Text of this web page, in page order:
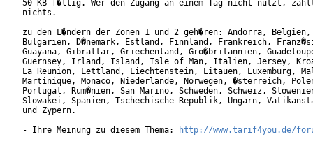
50 KB f�llig. Wer den Zugang an einem Tag nicht nutzt,
nichts.
zu den L�ndern der Zonen 1 und 2 geh�ren: Andorra, Belgien,
Bulgarien, D�nemark, Estland, Finnland, Frankreich,
Guayana, Gibraltar, Griechenland, Gro�britannien,
Guernsey, Irland, Island, Isle of Man, Italien, Jersey,
La Reunion, Lettland, Liechtenstein, Litauen, Luxemburg,
Martinique, Monaco, Niederlande, Norwegen, �sterreich,
Portugal, Rum�nien, San Marino, Schweden, Schweiz,
Slowakei, Spanien, Tschechische Republik, Ungarn,
und Zypern.
- Ihre Meinung zu diesem Thema:
http://www.tarif4you.de/